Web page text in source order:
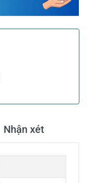
Nhận xét